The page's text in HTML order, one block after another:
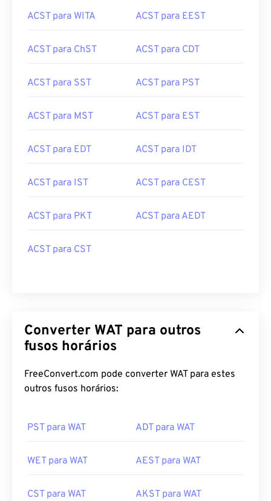
ACST para WITA ACST para EEST
ACST para ChST ACST para CDT
ACST para SST ACST para PST
ACST para MST ACST para EST
ACST para EDT ACST para IDT
ACST para IST ACST para CEST
ACST para PKT ACST para AEDT
ACST para CST
Converter WAT para outros
fusos horários
FreeConvert.com pode converter WAT para estes
outros fusos horários:
PST para WAT ADT para WAT
WET para WAT AEST para WAT
CST para WAT AKST para WAT